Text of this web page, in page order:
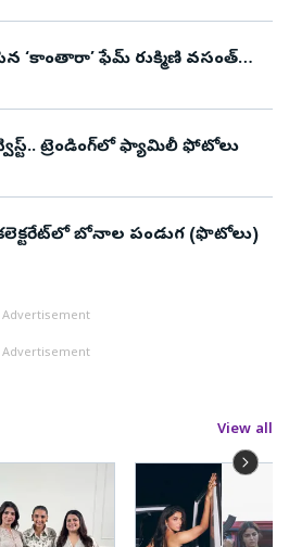
ఫేమ్‌ రుక్మిణి వసంత్‌
ట్రెండింగ్‌లో ఫ్యామిలీ ఫోటోలు
బోనాల పండుగ (ఫొటోలు)
Advertisement
Advertisement
View all